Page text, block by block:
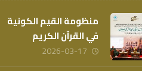
منظومة القيم الكونية
في القرآن الكريم
2026-03-17